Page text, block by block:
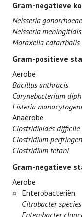
Gram-negatieve
Neisseria gonorrhoeae
Neisseria meningitidis
Moraxella catarrhalis
Gram-positieve
Aerobe
Bacillus anthracis
Corynebacterium
Listeria
Anaerobe
Clostridioides difficile
Clostridium
Clostridium tetani
Gram-negatieve
Aerobe
Enterobacteriën
Citrobacter species
Enterobacter